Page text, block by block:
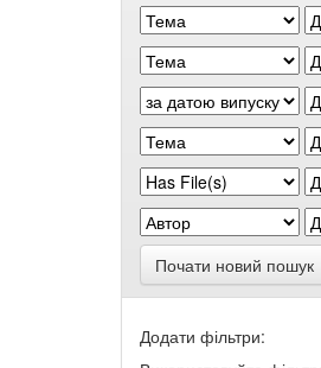
Почати новий пошук
Додати фільтри: